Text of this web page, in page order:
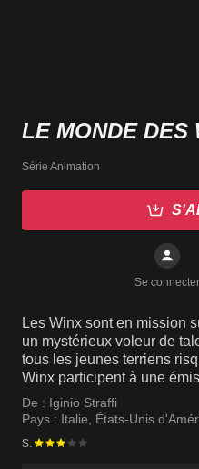
LE MONDE DES
Série Animation
Se connecter
Les Winx sont en mission
un mystérieux voleur de
tous les jeunes terriens
Winx participent à une
WOW!, en tant que
De : Iginio Straffi
Pays : Italie États-Unis
S.